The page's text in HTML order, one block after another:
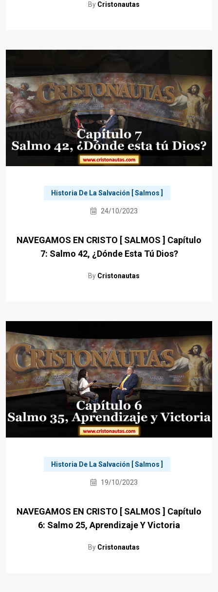
By Cristonautas
Historia De La Salvación [ Salmos ]
24/10/2023
NAVEGAMOS EN CRISTO [ SALMOS ] Capítulo
7: Salmo 42, ¿Dónde Esta Tú Dios?
By Cristonautas
Historia De La Salvación [ Salmos ]
19/10/2023
NAVEGAMOS EN CRISTO [ SALMOS ] Capítulo
6: Salmo 25, Aprendizaje Y Victoria
By Cristonautas